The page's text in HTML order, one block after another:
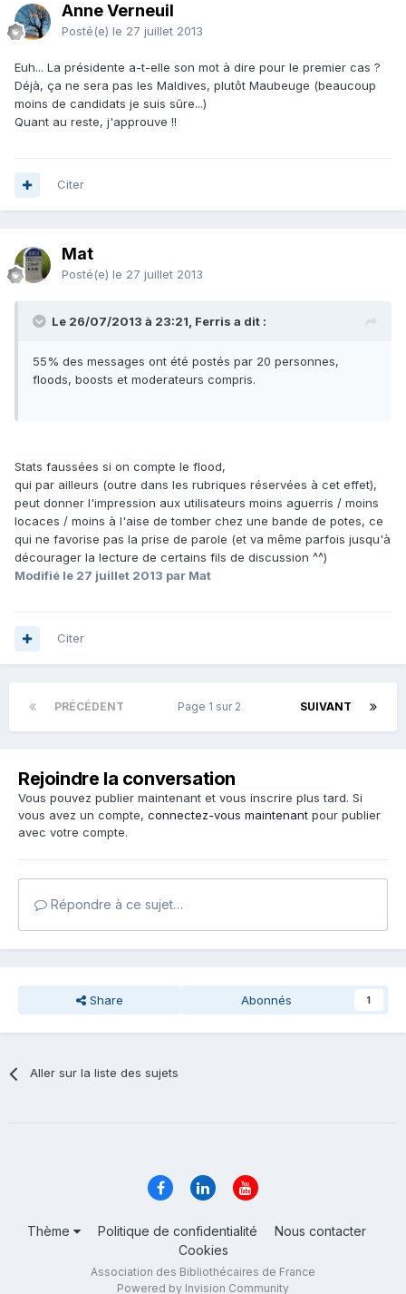
Anne Verneuil
Posté(e) le 27 juillet 2013
Euh... La présidente a-t-elle son mot à dire pour le premier cas ?
Déjà, ça ne sera pas les Maldives, plutôt Maubeuge (beaucoup
moins de candidats je suis sûre...)
Quant au reste, j'approuve !!
Citer
Mat
Posté(e) le 27 juillet 2013
Le 26/07/2013 à 23:21, Ferris a dit :
55% des messages ont été postés par 20 personnes,
floods, boosts et moderateurs compris.
Stats faussées si on compte le flood,
qui par ailleurs (outre dans les rubriques réservées à cet effet),
peut donner l'impression aux utilisateurs moins aguerris / moins
locaces / moins à l'aise de tomber chez une bande de potes, ce
qui ne favorise pas la prise de parole (et va même parfois jusqu'à
décourager la lecture de certains fils de discussion ^^)
Modifié le 27 juillet 2013 par Mat
Citer
PRÉCÉDENT SUIVANT
Page 1 sur 2
Rejoindre la conversation
Vous pouvez publier maintenant et vous inscrire plus tard. Si
vous avez un compte, connectez-vous maintenant pour publier
avec votre compte.
Répondre à ce sujet…
Share Abonnés 1
Aller sur la liste des sujets
Thème Politique de confidentialité
Nous contacter
Cookies
Association des Bibliothécaires de France
Powered by Invision Community